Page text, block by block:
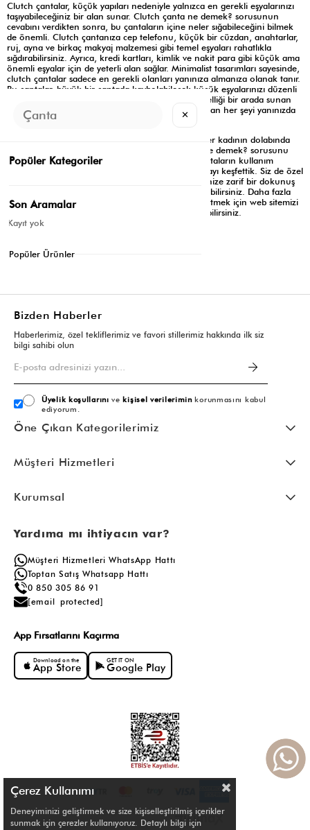
Clutch çantalar, küçük yapıları nedeniyle yalnızca en gerekli eşyalarınızı
taşıyabileceğiniz bir alan sunar. Clutch çanta ne demek? sorusunun
cevabını verdikten sonra, bu çantaların içine neler sığabileceğini bilmek
de önemli. Clutch çantanıza cep telefonu, küçük bir cüzdan, anahtarlar,
ruj, ayna ve birkaç makyaj malzemesi gibi temel eşyaları rahatlıkla
sığdırabilirsiniz. Ayrıca, kredi kartları, kimlik ve nakit para gibi küçük ama
önemli eşyalar için de yeterli alan sağlar. Minimalist tasarımları sayesinde,
clutch çantalar sadece en gerekli olanları yanınıza almanıza olanak tanır.
Bu çantalar, büyük bir çantada kaybolabilecek küçük eşyalarınızı düzenli
bir şekilde taşımanıza yardımcı olur. Şıklık ve işlevselliği bir arada sunan
clutch çantalar, tarzınızı tamamlarken ihtiyacınız olan her şeyi yanınızda
taşımanızı sağlar.
Clutch çanta, şıklığı ve zarafeti bir arada sunan, her kadının dolabında
yer alması gereken bir aksesuardır. Clutch çanta ne demek? sorusunu
tüm yönleriyle ele aldığımız bu yazıda, bu zarif çantaların kullanım
alanlarından tasarım çeşitlerine kadar pek çok detayı keşfettik. Siz de özel
günlerde veya şık davetlerde clutch çantanızla stilinize zarif bir dokunuş
katabilir, minimalizmin ve işlevselliğin keyfini çıkarabilirsiniz. Daha fazla
bilgi ve şık clutch ve
modellerini keşfetmek için web sitemizi
ziyaret edebilir, tarzınıza uygun en iyi çantayı bulabilirsiniz.
Ağustos 27, 2024
Bizden Haberler
Haberlerimiz, özel tekliflerimiz ve favori stillerimiz hakkında ilk siz
bilgi sahibi olun
Üyelik koşullarını vekişisel verileriminkorunmasını kabul
ediyorum.
Öne Çıkan Kategorilerimiz
Müşteri Hizmetleri
Kurumsal
Yardıma mı ihtiyacın var?
Müşteri Hizmetleri WhatsApp Hattı
Toptan Satış Whatsapp Hattı
0 850 305 86 91
[email protected]
App Fırsatlarını Kaçırma
Download on the
App Store
GET IT ON
Google Play
Çerez Kullanımı
Deneyiminizi geliştirmek ve size kişiselleştirilmiş içerikler
sunmak için çerezler kullanıyoruz. Detaylı bilgi için
✕
Popüler Kategoriler
Son Aramalar
Kayıt yok
Popüler Ürünler